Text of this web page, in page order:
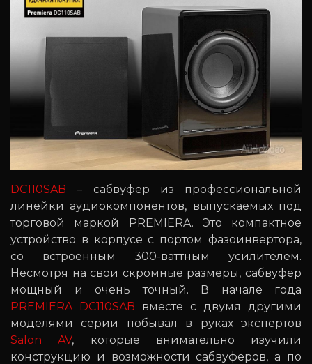
DC110SAB – сабвуфер из профессиональной
линейки аудиокомпонентов, выпускаемых под
торговой маркой PREMIERA. Это компактное
устройство в корпусе с портом фазоинвертора,
со встроенным 300-ваттным усилителем.
Несмотря на свои скромные размеры, сабвуфер
мощный и очень точный. В начале года
PREMIERA DC110SAB вместе с двумя другими
моделями серии побывал в руках экспертов
Salon AV, которые внимательно изучили
конструкцию и возможности сабвуферов, а по